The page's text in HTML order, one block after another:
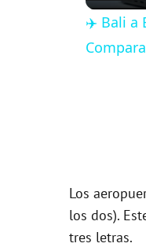
✈️ Bali a
Los
los dos).
tres letras.